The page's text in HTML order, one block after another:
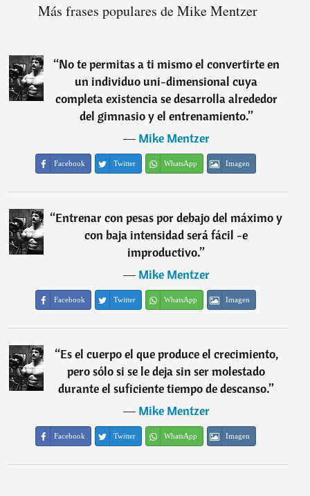
Más frases populares de Mike Mentzer
“No te permitas a ti mismo el convertirte en
un individuo uni-dimensional cuya
completa existencia se desarrolla alrededor
del gimnasio y el entrenamiento.”
―Mike Mentzer
Facebook Twitter WhatsApp Imagen
“Entrenar con pesas por debajo del máximo y
con baja intensidad será fácil -e
improductivo.”
―Mike Mentzer
Facebook Twitter WhatsApp Imagen
“Es el cuerpo el que produce el crecimiento,
pero sólo si se le deja sin ser molestado
durante el suficiente tiempo de descanso.”
―Mike Mentzer
Facebook Twitter WhatsApp Imagen